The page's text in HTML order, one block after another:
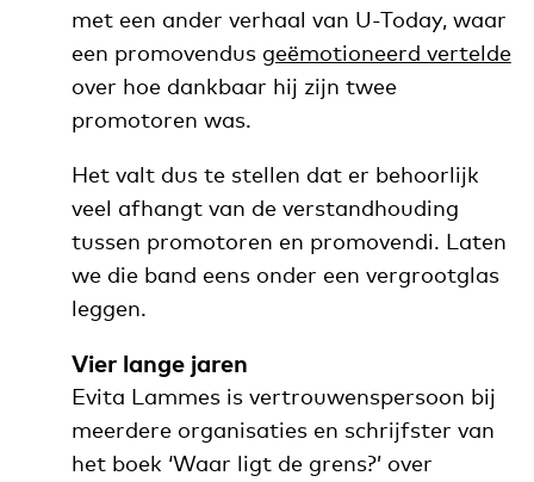
met een ander verhaal van U-Today, waar
een promovendus geëmotioneerd vertelde
over hoe dankbaar hij zijn twee
promotoren was.
Het valt dus te stellen dat er behoorlijk
veel afhangt van de verstandhouding
tussen promotoren en promovendi. Laten
we die band eens onder een vergrootglas
leggen.
Vier lange jaren
Evita Lammes is vertrouwenspersoon bij
meerdere organisaties en schrijfster van
het boek ‘Waar ligt de grens?’ over